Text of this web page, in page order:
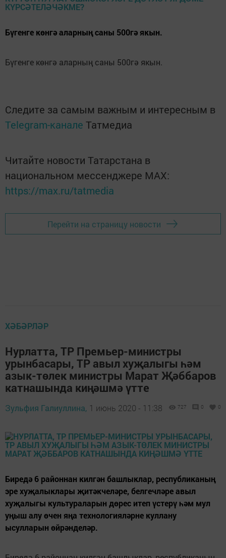
Бүгенге көнгә аларның саны 500гә якын.
Бүгенге көнгә аларның саны 500гә якын.
Следите за самым важным и интересным в
Telegram-канале Татмедиа
Читайте новости Татарстана в
национальном мессенджере MАХ:
https://max.ru/tatmedia
Перейти на страницу новости
ХӘБӘРЛӘР
Нурлатта, ТР Премьер-министры
урынбасары, ТР авыл хуҗалыгы һәм
азык-төлек министры Марат Җәббаров
катнашында киңәшмә үтте
Зульфия Галиуллина, 1 июнь 2020 - 11:38 727 0 0
Биредә 6 районнан килгән башлыклар, республиканың
эре хуҗалыклары җитәкчеләре, белгечләре авыл
хуҗалыгы культураларын дөрес итеп үстерү һәм мул
уңыш алу өчен яңа технологияләрне куллану
ысулларын өйрәнделәр.